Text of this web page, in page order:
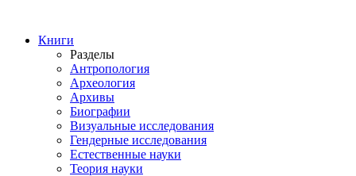
Книги
Разделы
Антропология
Археология
Архивы
Биографии
Визуальные исследования
Гендерные исследования
Естественные науки
Теория науки